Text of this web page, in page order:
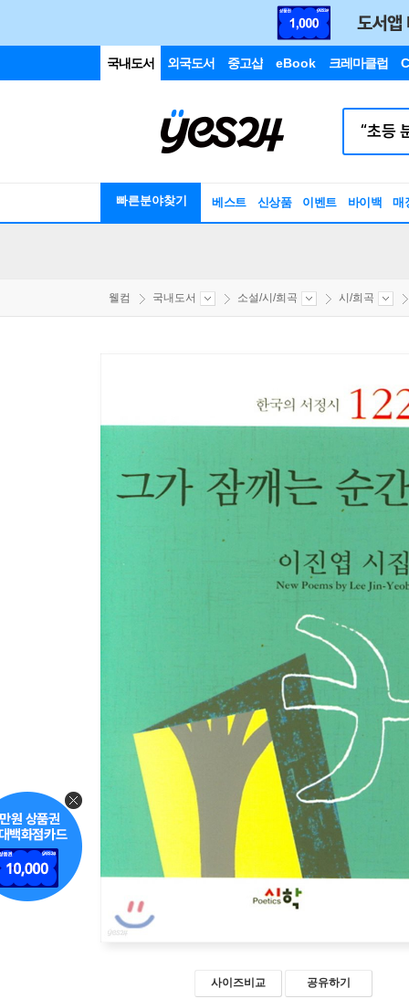
국내도서 외국도서 중고샵 eBook 크레마클럽
빠른분야찾기 베스트 신상품 이벤트 바이백 매
웰컴 국내도서 소설/시/희곡 시/희곡
사이즈비교 공유하기